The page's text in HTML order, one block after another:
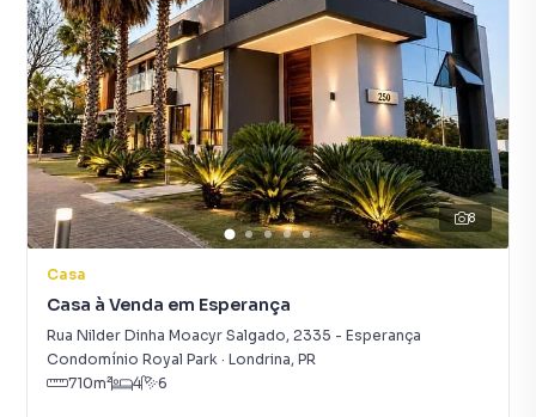
8
Casa
Casa à Venda em Esperança
Rua Nilder Dinha Moacyr Salgado, 2335 - Esperança
Condomínio Royal Park · Londrina, PR
710m² 4 6